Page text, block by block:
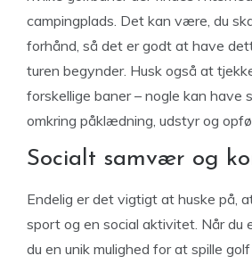
campingplads. Det kan være, du
forhånd, så det er godt at have
turen begynder. Husk også at
forskellige baner – nogle kan have
omkring påklædning, udstyr og
Socialt samvær og
Endelig er det vigtigt at huske på,
sport og en social aktivitet. Når du
du en unik mulighed for at spille